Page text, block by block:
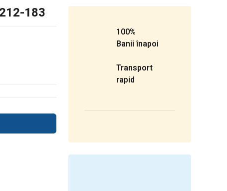
183
100%
Banii înapoi
Transport
rapid